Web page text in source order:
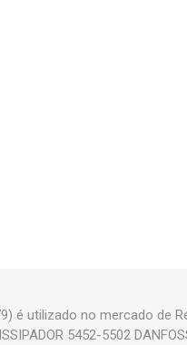
é utilizado no mercado de
5452-5502